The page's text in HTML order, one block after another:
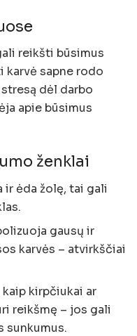
reikšti būsimus
karvė sapne rodo
dėl darbo
apie būsimus
ženklai
ir ėda žolę, tai gali
gausų ir
karvės – atvirkščiai
kirpčiukai ar
reikšmę – jos gali
sunkumus.